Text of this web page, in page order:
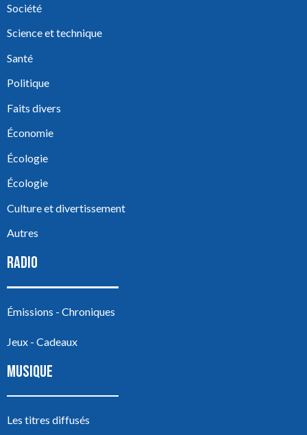
Société
Science et technique
Santé
Politique
Faits divers
Économie
Écologie
Écologie
Culture et divertissement
Autres
RADIO
Émissions - Chroniques
Jeux - Cadeaux
MUSIQUE
Les titres diffusés